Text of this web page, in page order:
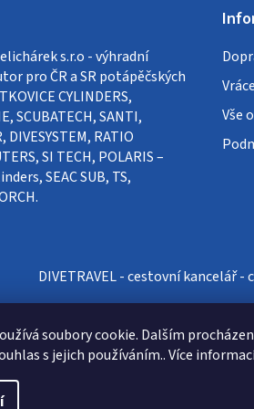
soubory cookie. Dalším
s jejich používáním.. Více
s.r.o - výhradní
pro ČR a SR potápěčských
CYLINDERS,
SCUBATECH, SANTI,
DIVESYSTEM, RATIO
SI TECH, POLARIS –
SEAC SUB, TS,
Vše
DIVETRAVEL - cestovní kancelář